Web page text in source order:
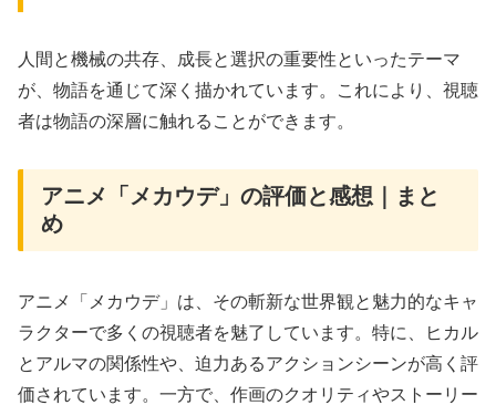
人間と機械の共存、成長と選択の重要性といったテーマ
が、物語を通じて深く描かれています。これにより、視聴
者は物語の深層に触れることができます。
アニメ「メカウデ」の評価と感想｜まと
め
アニメ「メカウデ」は、その斬新な世界観と魅力的なキャ
ラクターで多くの視聴者を魅了しています。特に、ヒカル
とアルマの関係性や、迫力あるアクションシーンが高く評
価されています。一方で、作画のクオリティやストーリー